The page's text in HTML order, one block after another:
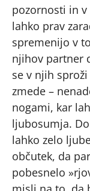
pozornosti in v
lahko prav
spremenijo v
njihov partner
se v njih
zmede –
nogami, kar
ljubosumja.
lahko zelo
občutek, da
pobesnelo